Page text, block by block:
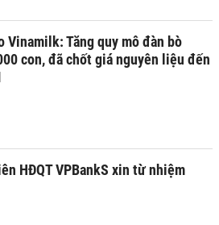
Vinamilk: Tăng quy mô đàn bò
con, đã chốt giá nguyên liệu đến
HĐQT VPBankS xin từ nhiệm